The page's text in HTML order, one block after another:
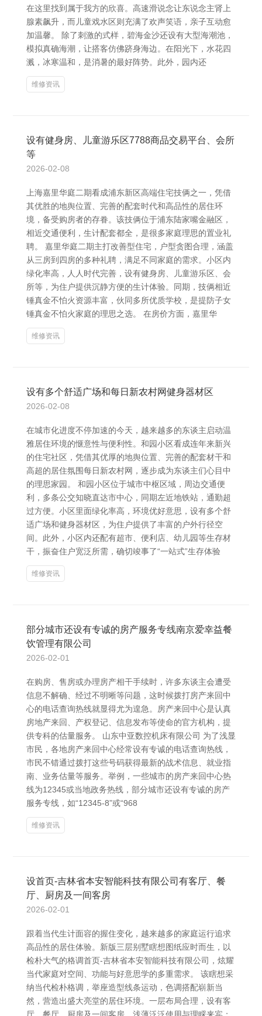
在这里找到属于我方的欣喜。高速滑说念让东说念主肾上
腺素飙升，而儿童戏水区则充满了欢声笑语，亲子互动愈
加温馨。 除了刺激的式样，碧海金沙还设有大型海潮池，
模拟真确海潮，让搭客仿佛跻身海边。在阳光下，水花四
溅，冰寒温和，是消暑的最好阵势。此外，园内还
维修资讯
设有健身房、儿童游乐区7788商品交易平台、会所
等
2026-02-08
上海嘉里华庭二期看成浦东新区高端住宅技俩之一，凭借
其优胜的地舆位置、完善的配套时代和高品性的居住环
境，备受购房者的存眷。该技俩位于浦东陆家嘴金融区，
相近交通便利，生计配套都全，是很多家庭理思的置业礼
聘。 嘉里华庭二期主打改善型住宅，户型贪图合理，涵盖
从三房到四房的多种礼聘，满足不同家庭的需求。小区内
绿化率高，人人时代完善，设有健身房、儿童游乐区、会
所等，为住户提供沉静方便的生计体验。同期，技俩相近
锤真金不怕火资源丰富，伙同多所优质学校，是提防子女
锤真金不怕火家庭的理思之选。 在房价方面，嘉里华
维修资讯
设有多个舒适广场和每日新农村网健身器材区
2026-02-08
在城市化进度不停加速的今天，越来越多的东谈主启动温
雅居住环境的惬意性与便利性。和园小区看成连年来新兴
的住宅社区，凭借其优厚的地舆位置、完善的配套材干和
高超的居住氛围每日新农村网，逐步成为东谈主们心目中
的理思家园。 和园小区位于城市中枢区域，周边交通便
利，多条公交知晓直达市中心，同期左近地铁站，通勤超
过方便。小区里面绿化率高，环境优好意思，设有多个舒
适广场和健身器材区，为住户提供了丰富的户外行径空
间。此外，小区内还配有超市、便利店、幼儿园等生存材
干，振奋住户宽泛所需，确切竣事了“一站式”生存体验
维修资讯
部分城市还设有专诚的房产服务专线南京爱幸益餐
饮管理有限公司
2026-02-01
在购房、售房或办理房产相干手续时，许多东谈主会遭受
信息不解确、经过不明晰等问题，这时候拨打房产来回中
心的电话查询热线就显得尤为遑急。房产来回中心是认真
房地产来回、产权登记、信息发布等使命的官方机构，提
供专科的估量服务。 山东中亚数控机床有限公司 为了浅显
市民，各地房产来回中心经常设有专诚的电话查询热线，
市民不错通过拨打这些号码获得最新的战术信息、就业指
南、业务估量等服务。举例，一些城市的房产来回中心热
线为12345或当地政务热线，部分城市还设有专诚的房产
服务专线，如“12345-8”或“968
维修资讯
设首页-吉林省本安智能科技有限公司有客厅、餐
厅、厨房及一间客房
2026-02-01
跟着当代生计面容的握住变化，越来越多的家庭运行追求
高品性的居住体验。新版三层别墅瞎想图纸应时而生，以
检朴大气的格调首页-吉林省本安智能科技有限公司，炫耀
当代家庭对空间、功能与好意思学的多重需求。 该瞎想采
纳当代检朴格调，举座造型线条运动，色调搭配崭新当
然，营造出盛大亮堂的居住环境。一层布局合理，设有客